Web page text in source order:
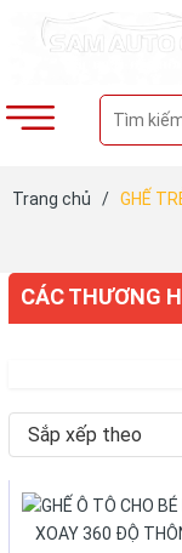
Trang chủ / GHẾ
CÁC THƯƠNG
Sắp xếp theo